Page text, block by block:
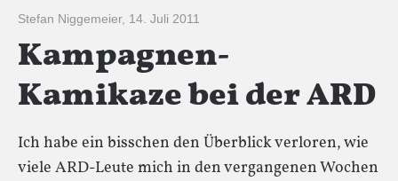
Stefan Niggemeier, 14. Juli 2011
Kampagnen-
Kamikaze bei der ARD
Ich habe ein bisschen den Überblick verloren, wie
viele ARD-Leute mich in den vergangenen Wochen